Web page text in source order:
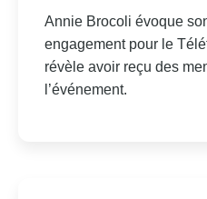
Annie Brocoli évoque
engagement pour le
révèle avoir reçu des
l’événement.